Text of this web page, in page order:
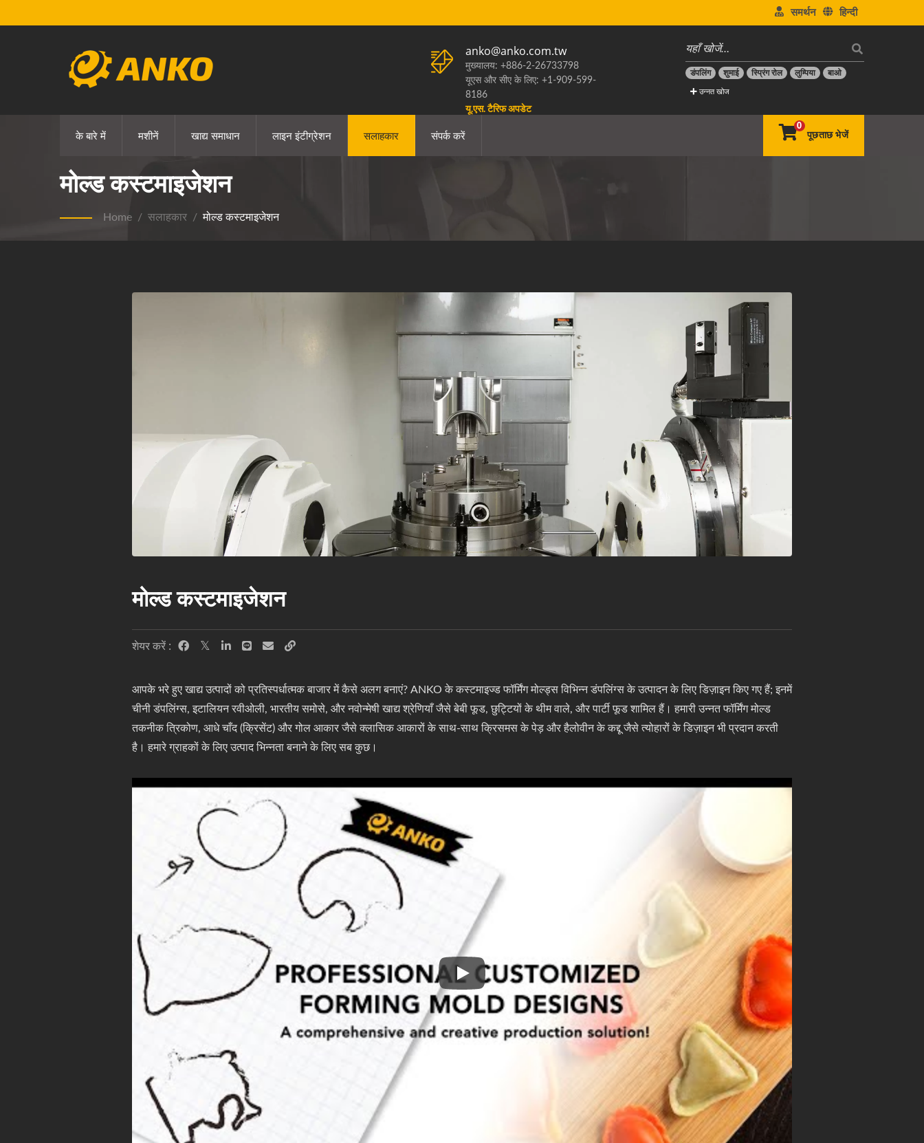
हिन्दी
समर्थन
डंपलिंग शुमाई स्प्रिंग रोल लुम्पिया बाओ
उन्नत खोज
anko@anko.com.tw
मुख्यालय: +886-2-26733798
यूएस और सीए के लिए: +1-909-599-
8186
यू.एस. टैरिफ अपडेट
के बारे में मशीनें खाद्य समाधान लाइन इंटीग्रेशन सलाहकार संपर्क करें
0
पूछताछ भेजें
मोल्ड कस्टमाइजेशन
Home / सलाहकार / मोल्ड कस्टमाइजेशन
मोल्ड कस्टमाइजेशन
शेयर करें :
आपके भरे हुए खाद्य उत्पादों को प्रतिस्पर्धात्मक बाजार में कैसे अलग बनाएं? ANKO के कस्टमाइज्ड फॉर्मिंग मोल्ड्स विभिन्न डंपलिंग्स के उत्पादन के लिए डिज़ाइन किए गए हैं; इनमें
चीनी डंपलिंग्स, इटालियन रवीओली, भारतीय समोसे, और नवोन्मेषी खाद्य श्रेणियाँ जैसे बेबी फूड, छुट्टियों के थीम वाले, और पार्टी फूड शामिल हैं। हमारी उन्नत फॉर्मिंग मोल्ड
तकनीक त्रिकोण, आधे चाँद (क्रिसेंट) और गोल आकार जैसे क्लासिक आकारों के साथ-साथ क्रिसमस के पेड़ और हैलोवीन के कद्दू जैसे त्योहारों के डिज़ाइन भी प्रदान करती
है। हमारे ग्राहकों के लिए उत्पाद भिन्नता बनाने के लिए सब कुछ।
मोल्ड कस्टमाइजेशन